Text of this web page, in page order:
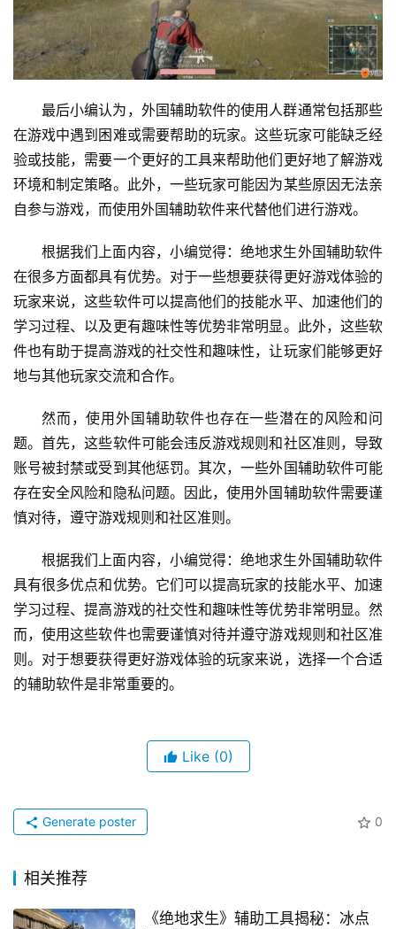
最后小编认为，外国辅助软件的使用人群通常包括那些
在游戏中遇到困难或需要帮助的玩家。这些玩家可能缺乏经
验或技能，需要一个更好的工具来帮助他们更好地了解游戏
环境和制定策略。此外，一些玩家可能因为某些原因无法亲
自参与游戏，而使用外国辅助软件来代替他们进行游戏。
根据我们上面内容，小编觉得：绝地求生外国辅助软件
在很多方面都具有优势。对于一些想要获得更好游戏体验的
玩家来说，这些软件可以提高他们的技能水平、加速他们的
学习过程、以及更有趣味性等优势非常明显。此外，这些软
件也有助于提高游戏的社交性和趣味性，让玩家们能够更好
地与其他玩家交流和合作。
然而，使用外国辅助软件也存在一些潜在的风险和问
题。首先，这些软件可能会违反游戏规则和社区准则，导致
账号被封禁或受到其他惩罚。其次，一些外国辅助软件可能
存在安全风险和隐私问题。因此，使用外国辅助软件需要谨
慎对待，遵守游戏规则和社区准则。
根据我们上面内容，小编觉得：绝地求生外国辅助软件
具有很多优点和优势。它们可以提高玩家的技能水平、加速
学习过程、提高游戏的社交性和趣味性等优势非常明显。然
而，使用这些软件也需要谨慎对待并遵守游戏规则和社区准
则。对于想要获得更好游戏体验的玩家来说，选择一个合适
的辅助软件是非常重要的。
Like (0)
0
Generate poster
相关推荐
《绝地求生》辅助工具揭秘：冰点